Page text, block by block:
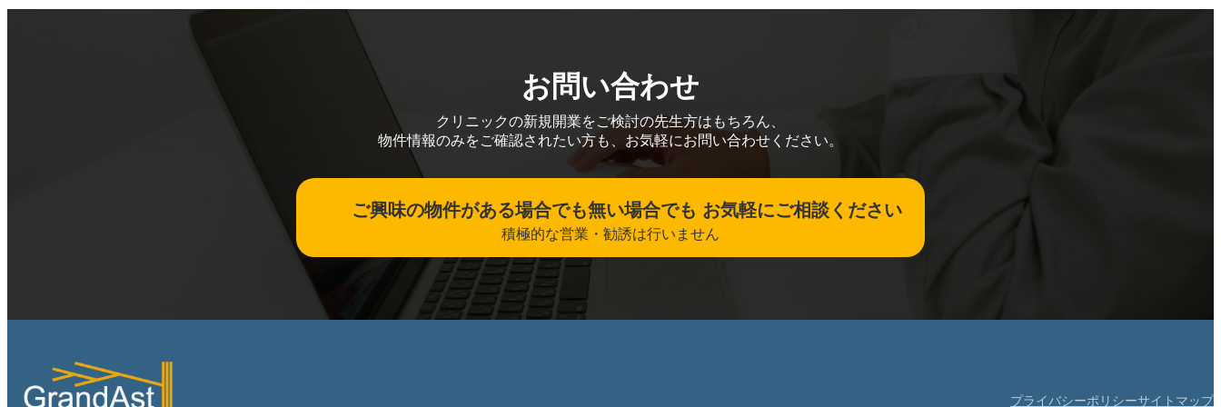
お問い合わせ
クリニックの新規開業をご検討の先生方はもちろん、
物件情報のみをご確認されたい方も、お気軽にお問い合わせください。
ご興味の物件がある場合でも無い場合でも お気軽にご相談ください
積極的な営業・勧誘は行いません
プライバシーポリシーサイトマップ